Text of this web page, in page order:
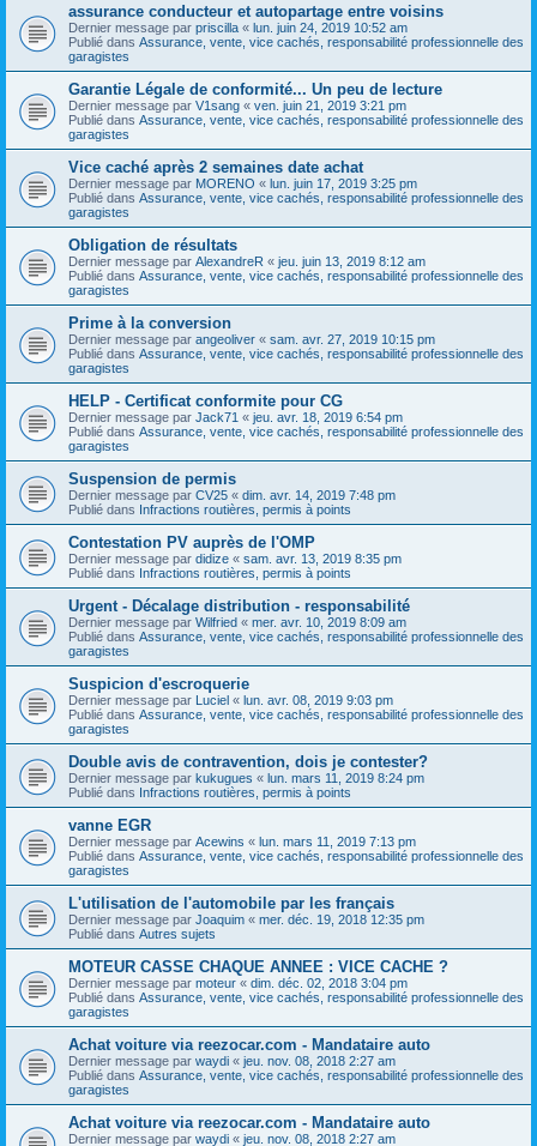
assurance conducteur et autopartage entre voisins
Dernier message par priscilla « lun. juin 24, 2019 10:52 am
Publié dans Assurance, vente, vice cachés, responsabilité professionnelle des
garagistes
Garantie Légale de conformité... Un peu de lecture
Dernier message par V1sang « ven. juin 21, 2019 3:21 pm
Publié dans Assurance, vente, vice cachés, responsabilité professionnelle des
garagistes
Vice caché après 2 semaines date achat
Dernier message par MORENO « lun. juin 17, 2019 3:25 pm
Publié dans Assurance, vente, vice cachés, responsabilité professionnelle des
garagistes
Obligation de résultats
Dernier message par AlexandreR « jeu. juin 13, 2019 8:12 am
Publié dans Assurance, vente, vice cachés, responsabilité professionnelle des
garagistes
Prime à la conversion
Dernier message par angeoliver « sam. avr. 27, 2019 10:15 pm
Publié dans Assurance, vente, vice cachés, responsabilité professionnelle des
garagistes
HELP - Certificat conformite pour CG
Dernier message par Jack71 « jeu. avr. 18, 2019 6:54 pm
Publié dans Assurance, vente, vice cachés, responsabilité professionnelle des
garagistes
Suspension de permis
Dernier message par CV25 « dim. avr. 14, 2019 7:48 pm
Publié dans Infractions routières, permis à points
Contestation PV auprès de l'OMP
Dernier message par didize « sam. avr. 13, 2019 8:35 pm
Publié dans Infractions routières, permis à points
Urgent - Décalage distribution - responsabilité
Dernier message par Wilfried « mer. avr. 10, 2019 8:09 am
Publié dans Assurance, vente, vice cachés, responsabilité professionnelle des
garagistes
Suspicion d'escroquerie
Dernier message par Luciel « lun. avr. 08, 2019 9:03 pm
Publié dans Assurance, vente, vice cachés, responsabilité professionnelle des
garagistes
Double avis de contravention, dois je contester?
Dernier message par kukugues « lun. mars 11, 2019 8:24 pm
Publié dans Infractions routières, permis à points
vanne EGR
Dernier message par Acewins « lun. mars 11, 2019 7:13 pm
Publié dans Assurance, vente, vice cachés, responsabilité professionnelle des
garagistes
L'utilisation de l'automobile par les français
Dernier message par Joaquim « mer. déc. 19, 2018 12:35 pm
Publié dans Autres sujets
MOTEUR CASSE CHAQUE ANNEE : VICE CACHE ?
Dernier message par moteur « dim. déc. 02, 2018 3:04 pm
Publié dans Assurance, vente, vice cachés, responsabilité professionnelle des
garagistes
Achat voiture via reezocar.com - Mandataire auto
Dernier message par waydi « jeu. nov. 08, 2018 2:27 am
Publié dans Assurance, vente, vice cachés, responsabilité professionnelle des
garagistes
Achat voiture via reezocar.com - Mandataire auto
Dernier message par waydi « jeu. nov. 08, 2018 2:27 am